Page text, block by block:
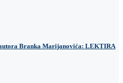
Branka Marijanovića: LEKTIRA